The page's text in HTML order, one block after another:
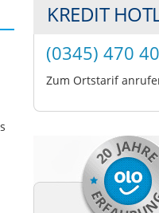
KREDIT
(0345) 470
Zum Ortstarif